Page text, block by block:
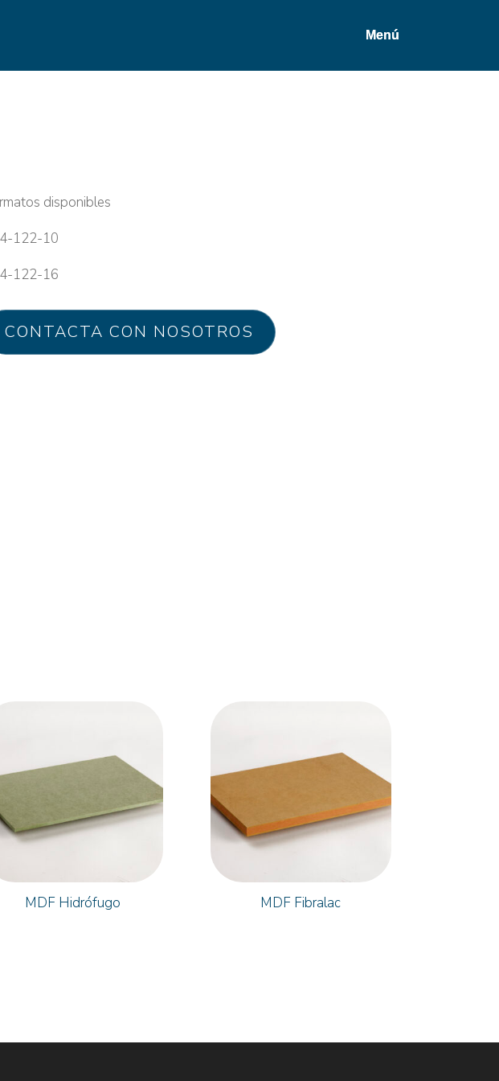
disponibles
122-10
122-16
CONTACTA CON NOSOTROS
MDF Hidrófugo MDF Fibralac